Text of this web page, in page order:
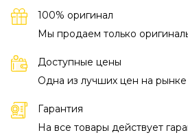
100% оригинал
Мы продаем только
Доступные цены
Одна из лучших цен на
Гарантия
На все товары действует